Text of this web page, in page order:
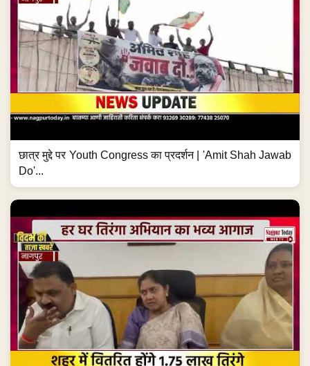
छात्र मुद्दे पर Youth Congress का प्रदर्शन | 'Amit Shah Jawab
Do'...